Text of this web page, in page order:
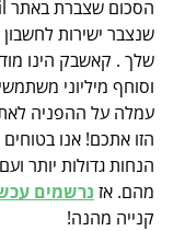
שלך . קאשבק הינו
וסוחף מיליוני
עמלה על ההפניה
הזו אתכם! אנו
הנחות גדולות יותר
מהם. אז נרשמים
קנייה מהנה!